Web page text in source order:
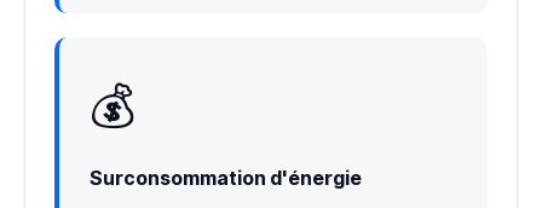
💰
Surconsommation d'énergie